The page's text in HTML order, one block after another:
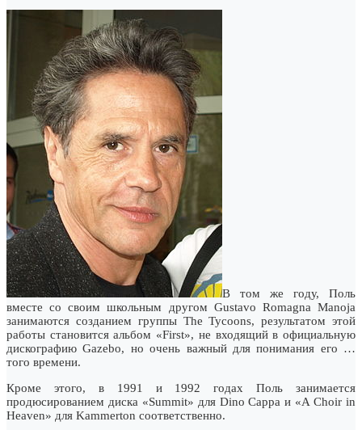
В том же году, Поль
вместе со своим школьным другом Gustavo Romagna Manoja
занимаются созданием группы The Tycoons, результатом этой
работы становится альбом «First», не входящий в официальную
дискографию Gazebo, но очень важный для понимания его …
того времени.
Кроме этого, в 1991 и 1992 годах Поль занимается
продюсированием диска «Summit» для Dino Cappa и «A Choir in
Heaven» для Kammerton соответственно.